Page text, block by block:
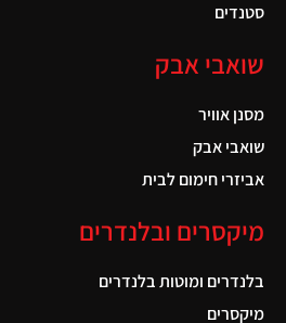
סטנדים
שואבי אבק
מסנן אוויר
שואבי אבק
אביזרי חימום לבית
מיקסרים ובלנדרים
בלנדרים ומוטות בלנדרים
מיקסרים